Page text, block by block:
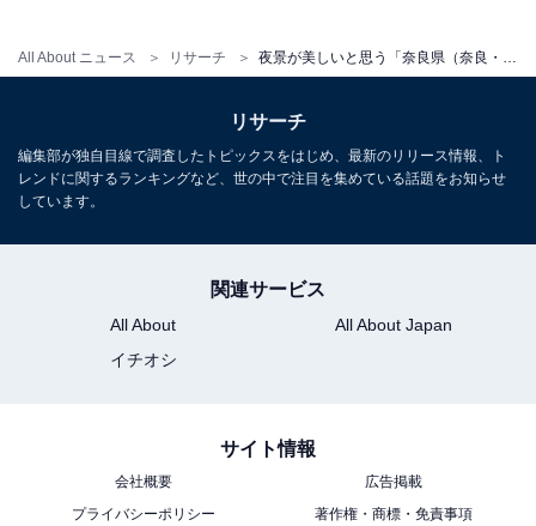
All About ニュース リサーチ
リサーチ
編集部が独自目線で調査したトピックスをはじめ、最新のリリース情報、ト
レンドに関するランキングなど、世の中で注目を集めている話題をお知らせ
しています。
関連サービス
All About
All About Japan
イチオシ
サイト情報
会社概要
広告掲載
プライバシーポリシー
著作権・商標・免責事項